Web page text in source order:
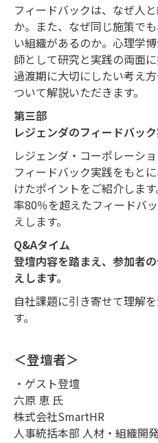
フィードバックは、なぜ人
か。 また、なぜ同じ施策で
い組織があるのか。 心理学
師として研究と実践の両面に
過渡期に大切にしたい考え
ついて解説いただきます。
第三部
レジェンダのフィードバッ
レジェンダ・コーポレーシ
フィードバック実践をもとに
けたポイントをご紹介します
率80％を超えたフィードバ
えします。
Q&Aタイム
登壇内容を踏まえ、参加者
えします。
自社課題に引き寄せて理解
す。
＜登壇者＞
・ゲスト登壇
六原 恵 氏
株式会社SmartHR
人事統括本部 人材・組織開